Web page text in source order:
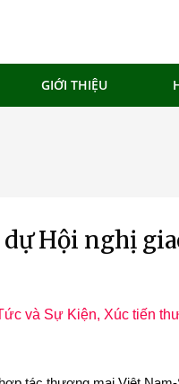
GIỚI THIỆU
Hội nghị
và Sự Kiện, Xúc tiến